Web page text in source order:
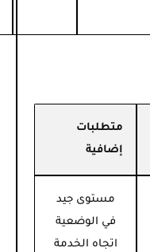
متطلبات
إضافية
مستوى جيد
في الوضعية
اتجاه الخدمة